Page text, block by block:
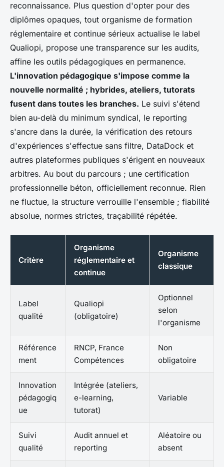
reconnaissance. Plus question d'opter pour des
diplômes opaques, tout organisme de formation
réglementaire et continue sérieux actualise le label
Qualiopi, propose une transparence sur les audits,
affine les outils pédagogiques en permanence.
L'innovation pédagogique s'impose comme la
nouvelle normalité ; hybrides, ateliers, tutorats
fusent dans toutes les branches. Le suivi s'étend
bien au-delà du minimum syndical, le reporting
s'ancre dans la durée, la vérification des retours
d'expériences s'effectue sans filtre, DataDock et
autres plateformes publiques s'érigent en nouveaux
arbitres. Au bout du parcours ; une certification
professionnelle béton, officiellement reconnue. Rien
ne fluctue, la structure verrouille l'ensemble ; fiabilité
absolue, normes strictes, traçabilité répétée.
Critère
Organisme
réglementaire et
continue
Organisme
classique
Label
qualité
Qualiopi
(obligatoire)
Optionnel
selon
l'organisme
Référence
ment
RNCP, France
Compétences
Non
obligatoire
Innovation
pédagogiq
ue
Intégrée (ateliers,
e-learning,
tutorat)
Variable
Suivi
qualité
Audit annuel et
reporting
Aléatoire ou
absent